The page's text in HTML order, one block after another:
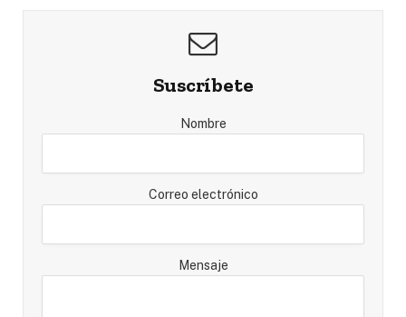
Suscríbete
Nombre
Correo electrónico
Mensaje